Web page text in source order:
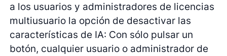
a los usuarios y administradores de licencias
multiusuario la opción de desactivar las
características de IA: Con sólo pulsar un
botón, cualquier usuario o administrador de